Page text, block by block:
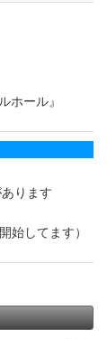
ホール』
ります
始してます）